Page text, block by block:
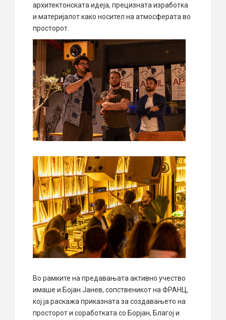
архитектонската идеја, прецизната изработка
и материјалот како носител на атмосферата во
просторот.
Во рамките на предавањата активно учество
имаше и Бојан Јанев, сопственикот на ФРАНЦ,
кој ја раскажа приказната за создавањето на
просторот и соработката со Борјан, Благој и